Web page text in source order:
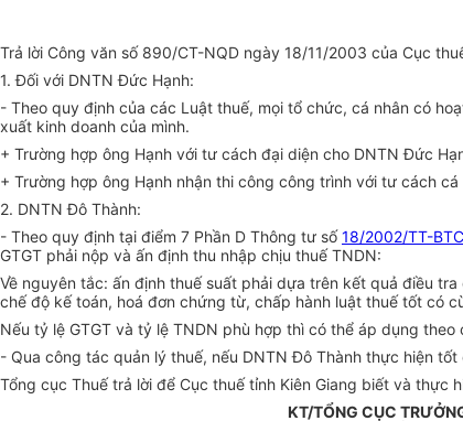
Trả lời Công văn số 890/CT-NQD ngày 18/11/2003 của Cục
1. Đối với DNTN Đức Hạnh:
- Theo quy định của các Luật thuế, mọi tổ chức, cá nhân có
xuất kinh doanh của mình.
+ Trường hợp ông Hạnh với tư cách đại diện cho DNTN Đức
+ Trường hợp ông Hạnh nhận thi công công trình với tư cách
2. DNTN Đô Thành:
- Theo quy định tại điểm 7 Phần D Thông tư số18/2002/TT-BTC
GTGT phải nộp và ấn định thu nhập chịu thuế TNDN:
Về nguyên tắc: ấn định thuế suất phải dựa trên kết quả điều
chế độ kế toán, hoá đơn chứng từ, chấp hành luật thuế tốt có
Nếu tỷ lệ GTGT và tỷ lệ TNDN phù hợp thì có thể áp dụng
- Qua công tác quản lý thuế, nếu DNTN Đô Thành thực hiện
Tổng cục Thuế trả lời để Cục thuế tỉnh Kiên Giang biết và thực
KT/TỔNG CỤC